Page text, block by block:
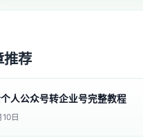
推荐
人公众号转企业号完整教程
日